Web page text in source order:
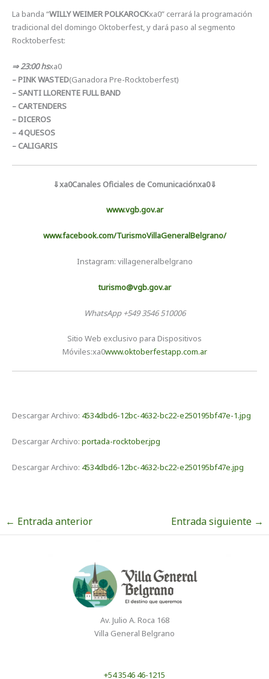
La banda “WILLY WEIMER POLKAROCKxa0” cerrará la programación
tradicional del domingo Oktoberfest, y dará paso al segmento
Rocktoberfest:
⇒ 23:00 hsxa0
– PINK WASTED(Ganadora Pre-Rocktoberfest)
– SANTI LLORENTE FULL BAND
– CARTENDERS
– DICEROS
– 4 QUESOS
– CALIGARIS
⇓xa0Canales Oficiales de Comunicaciónxa0⇓
www.vgb.gov.ar
www.facebook.com/TurismoVillaGeneralBelgrano/
Instagram: villageneralbelgrano
turismo@vgb.gov.ar
WhatsApp +549 3546 510006
Sitio Web exclusivo para Dispositivos
Móviles:xa0www.oktoberfestapp.com.ar
Descargar Archivo: 4534dbd6-12bc-4632-bc22-e250195bf47e-1.jpg
Descargar Archivo:portada-rocktober.jpg
Descargar Archivo: 4534dbd6-12bc-4632-bc22-e250195bf47e.jpg
← Entrada anterior Entrada siguiente →
Av. Julio A. Roca 168
Villa General Belgrano
+54 3546 46-1215